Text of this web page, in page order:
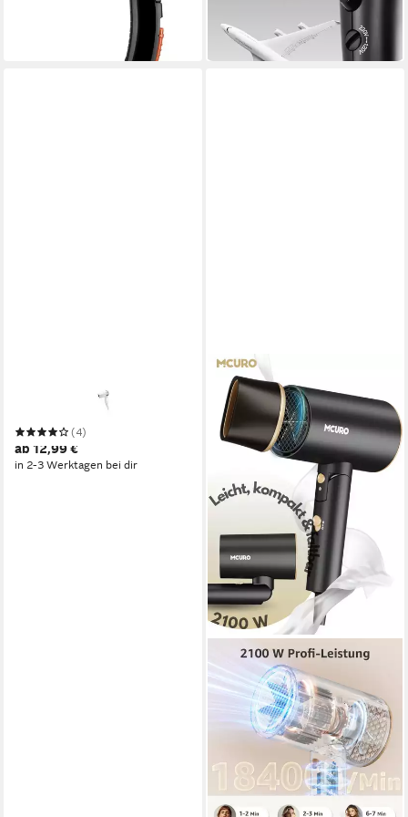
in 1-2 Werktagen bei dir
-34%
in 3-4 Werktagen bei dir
Reisehaartrockner VV 1200
(4)
ab 12,99 €
in 2-3 Werktagen bei dir